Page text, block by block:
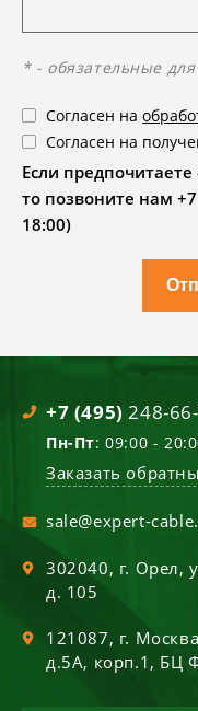
* - обязательные
Согласен на
Согласен на
Если
то позвоните нам
18:00)
+7 (495) 248-
Пн-Пт: 09:00 -
Заказать
sale@expert-
302040, г. Орел,
д. 105
121087, г. Москва
д.5А, корп.1, БЦ